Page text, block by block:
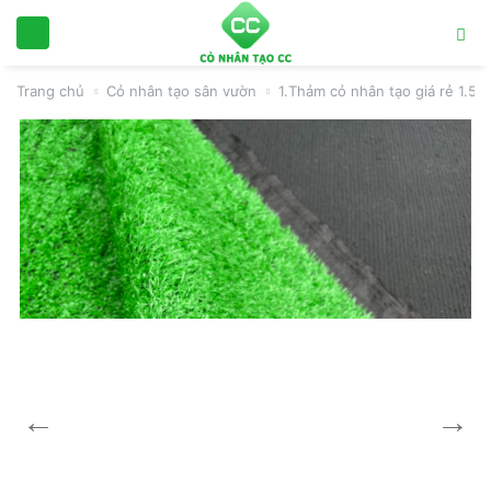
Trang chủ Cỏ nhân tạo sân vườn 1.Thảm cỏ nhân tạo giá rẻ